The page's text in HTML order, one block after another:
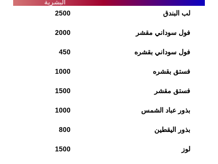
البشرية
لب البندق
2500
فول سوداني مقشر 2000
فول سوداني بقشره 450
فستق بقشره 1000
فستق مقشر 1500
بذور عباد الشمس 1000
بذور اليقطين 800
لوز 1500